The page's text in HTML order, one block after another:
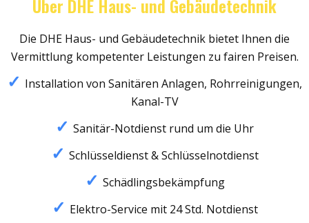
Über DHE Haus- und Gebäudetechnik
Die DHE Haus- und Gebäudetechnik bietet Ihnen die
Vermittlung kompetenter Leistungen zu fairen Preisen.
Installation von Sanitären Anlagen, Rohrreinigungen,
Kanal-TV
Sanitär-Notdienst rund um die Uhr
Schlüsseldienst & Schlüsselnotdienst
Schädlingsbekämpfung
Elektro-Service mit 24 Std. Notdienst